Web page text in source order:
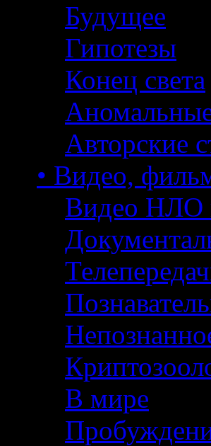
Будущее
Гипотезы
Конец света
Авторские
• Видео,
Видео НЛО
В мире